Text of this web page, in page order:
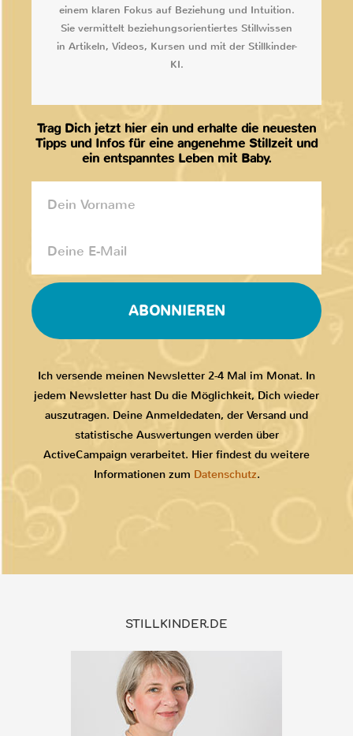
einem klaren Fokus auf Beziehung und Intuition.
Sie vermittelt beziehungsorientiertes Stillwissen
in Artikeln, Videos, Kursen und mit der Stillkinder-
KI.
Trag Dich jetzt hier ein und erhalte die neuesten
Tipps und Infos für eine angenehme Stillzeit und
ein entspanntes Leben mit Baby.
ABONNIEREN
Ich versende meinen Newsletter 2-4 Mal im Monat. In
jedem Newsletter hast Du die Möglichkeit, Dich wieder
auszutragen. Deine Anmeldedaten, der Versand und
statistische Auswertungen werden über
ActiveCampaign verarbeitet. Hier findest du weitere
Informationen zum Datenschutz.
STILLKINDER.DE